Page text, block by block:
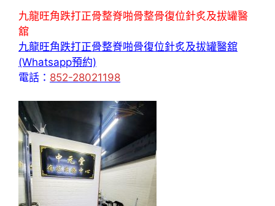
九龍旺角跌打正骨整脊啪骨整骨復位針炙及拔罐醫
舘
九龍旺角跌打正骨整脊啪骨復位針炙及拔罐醫舘
(Whatsapp預約)
電話： 852-28021198